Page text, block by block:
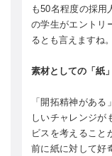
も50名程度の採用
の学生がエントリ
るとも言えますね。
素材としての「紙
「開拓精神があ
しいチャレンジが
ビスを考えること
前に紙に対して好